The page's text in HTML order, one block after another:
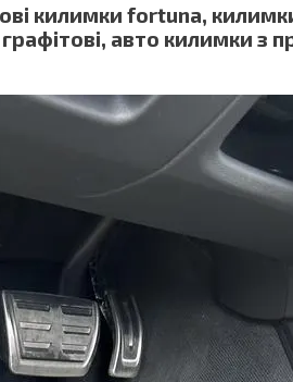
килимки fortuna,
авто килимки з